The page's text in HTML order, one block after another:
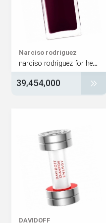
Narciso rodriguez
39,454,000